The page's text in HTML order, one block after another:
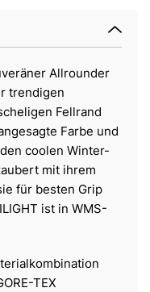
Allrounder
trendigen
Fellrand
Farbe und
coolen Winter-
mit ihrem
für besten Grip
ist in WMS-
TEX